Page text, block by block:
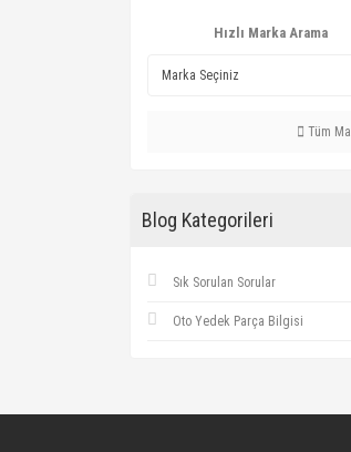
Hızlı Marka Arama
Tüm
Blog Kategorileri
Sık Sorulan Sorular
Oto Yedek Parça Bilgisi